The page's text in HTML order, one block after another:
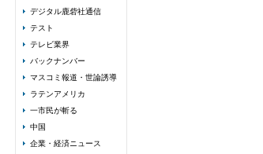
デジタル鹿砦社通信
テスト
テレビ業界
バックナンバー
マスコミ報道・世論誘導
ラテンアメリカ
一市民が斬る
中国
企業・経済ニュース